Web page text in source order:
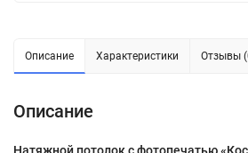
Описание Характеристики Отзывы
Описание